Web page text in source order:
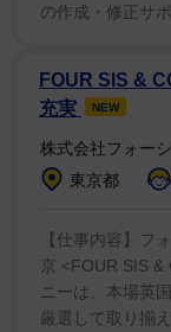
の作成・修正サ
FOUR SIS &
充実
NEW
株式会社フォー
東京都
【仕事内容】フ
京 <FOUR SIS
ニーは、本場英
厳選して取り揃